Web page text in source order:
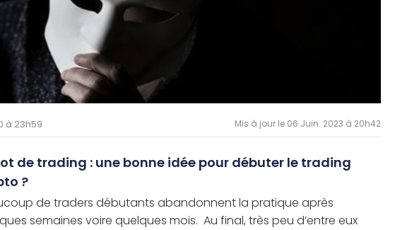
à 23h59 Mis à jour le 06 Juin. 2023 à 20h42
de trading : une bonne idée pour débuter le trading
?
de traders débutants abandonnent la pratique après
semaines voire quelques mois. Au final, très peu d’entre eux